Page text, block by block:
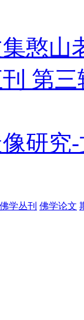
憨山
第
研究
佛学丛刊 佛学论文